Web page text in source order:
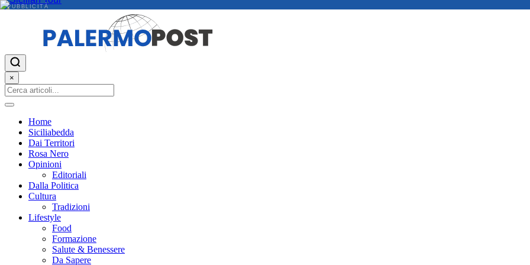
PUBBLICITÀ
×
Home
Siciliabedda
Dai Territori
Rosa Nero
Opinioni
Editoriali
Dalla Politica
Cultura
Tradizioni
Lifestyle
Food
Formazione
Salute & Benessere
Da Sapere